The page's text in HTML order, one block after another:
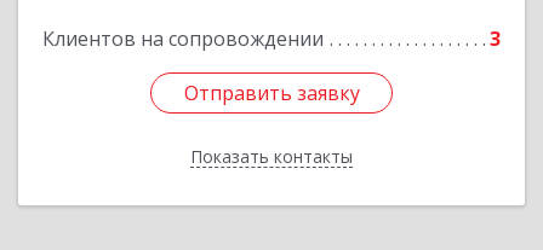
Клиентов на сопровождении 3
Отправить заявку
Показать контакты
Подробнее
Отправить заявку
Назад